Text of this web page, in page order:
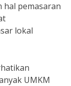
hal pemasaran
lokal
UMKM